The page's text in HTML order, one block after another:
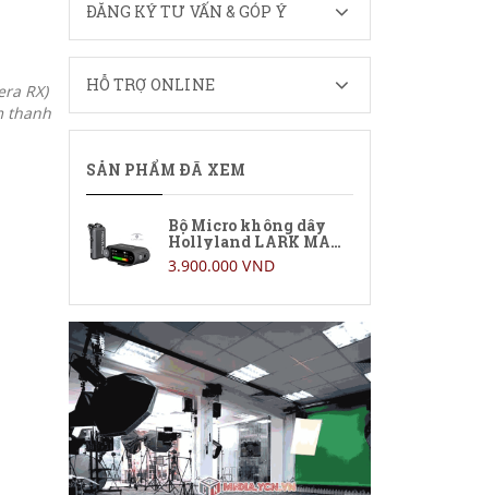
RX)
thanh
ĐĂNG KÝ TƯ VẤN & GÓP Ý
HỖ TRỢ ONLINE
SẢN PHẨM ĐÃ XEM
Bộ Micro không dây
Hollyland LARK MAX
2 Solo (Camera RX)
3.900.000 VND